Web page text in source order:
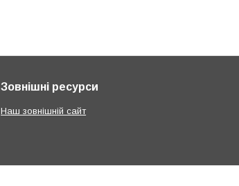
Зовнішні ресурси
Наш зовнішній сайт